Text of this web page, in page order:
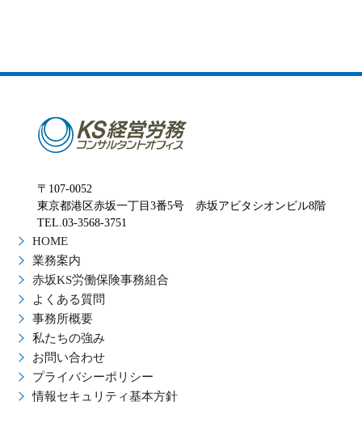
〒107-0052
東京都港区赤坂一丁目3番5号 赤坂アビタシオンビル8階
TEL.03-3568-3751
HOME
業務案内
赤坂KS労働保険事務組合
よくある質問
事務所概要
私たちの強み
お問い合わせ
プライバシーポリシー
情報セキュリティ基本方針